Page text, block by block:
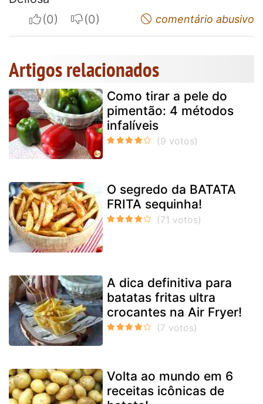
I apreciateI do not appreciatecomentário abusivo
Artigos relacionados
Como tirar a pele do
pimentão: 4 métodos
infalíveis
O segredo da BATATA
FRITA sequinha!
A dica definitiva para
batatas fritas ultra
crocantes na Air Fryer!
Volta ao mundo em 6
receitas icônicas de